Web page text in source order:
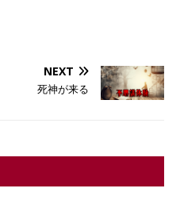
NEXT
死神が来る